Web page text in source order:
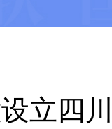
立四